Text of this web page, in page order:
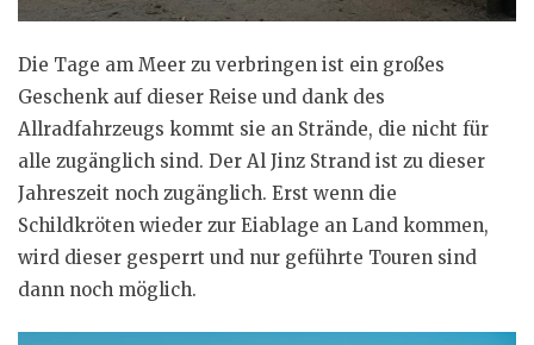
Die Tage am Meer zu verbringen ist ein großes
Geschenk auf dieser Reise und dank des
Allradfahrzeugs kommt sie an Strände, die nicht für
alle zugänglich sind. Der Al Jinz Strand ist zu dieser
Jahreszeit noch zugänglich. Erst wenn die
Schildkröten wieder zur Eiablage an Land kommen,
wird dieser gesperrt und nur geführte Touren sind
dann noch möglich.